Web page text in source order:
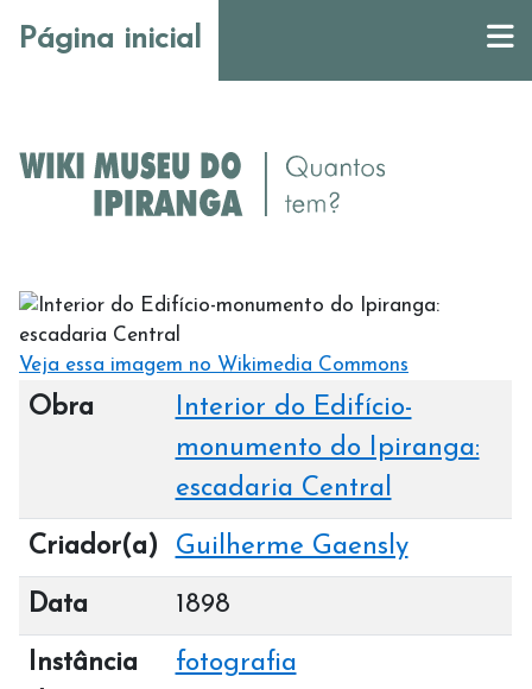
Página inicial
Veja essa imagem no Wikimedia Commons
Obra
Interior do Edifício-
monumento do Ipiranga:
escadaria Central
Criador(a) Guilherme Gaensly
Data 1898
Instância
fotografia